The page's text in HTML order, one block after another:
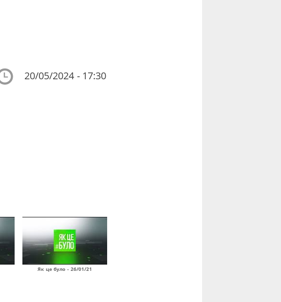
20/05/2024 - 17:30
Як це було - 26/01/21